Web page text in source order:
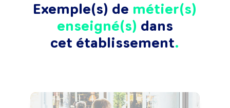
Exemple(s) de métier(s)
enseigné(s) dans
cet établissement